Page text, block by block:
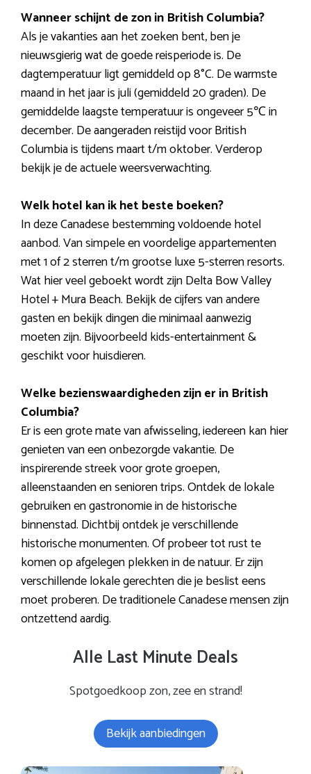
Wanneer schijnt de zon in British Columbia?
Als je vakanties aan het zoeken bent, ben je
nieuwsgierig wat de goede reisperiode is. De
dagtemperatuur ligt gemiddeld op 8°C. De warmste
maand in het jaar is juli (gemiddeld 20 graden). De
gemiddelde laagste temperatuur is ongeveer 5℃ in
december. De aangeraden reistijd voor British
Columbia is tijdens maart t/m oktober. Verderop
bekijk je de actuele weersverwachting.
Welk hotel kan ik het beste boeken?
In deze Canadese bestemming voldoende hotel
aanbod. Van simpele en voordelige appartementen
met 1 of 2 sterren t/m grootse luxe 5-sterren resorts.
Wat hier veel geboekt wordt zijn Delta Bow Valley
Hotel + Mura Beach. Bekijk de cijfers van andere
gasten en bekijk dingen die minimaal aanwezig
moeten zijn. Bijvoorbeeld kids-entertainment &
geschikt voor huisdieren.
Welke bezienswaardigheden zijn er in British
Columbia?
Er is een grote mate van afwisseling, iedereen kan hier
genieten van een onbezorgde vakantie. De
inspirerende streek voor grote groepen,
alleenstaanden en senioren trips. Ontdek de lokale
gebruiken en gastronomie in de historische
binnenstad. Dichtbij ontdek je verschillende
historische monumenten. Of probeer tot rust te
komen op afgelegen plekken in de natuur. Er zijn
verschillende lokale gerechten die je beslist eens
moet proberen. De traditionele Canadese mensen zijn
ontzettend aardig.
Alle Last Minute Deals
Spotgoedkoop zon, zee en strand!
Bekijk aanbiedingen